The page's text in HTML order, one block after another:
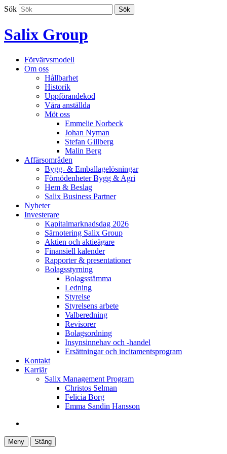
Hoppa
Sök Sök
Salix Group
Förvärvsmodell
Om oss
Hållbarhet
Historik
Uppförandekod
Våra anställda
Möt oss
Emmelie Norbeck
Johan Nyman
Stefan Gillberg
Malin Berg
Affärsområden
Bygg- & Emballagelösningar
Förnödenheter Bygg & Agri
Hem & Beslag
Salix Business Partner
Nyheter
Investerare
Kapitalmarknadsdag 2026
Särnotering Salix Group
Aktien och aktieägare
Finansiell kalender
Rapporter & presentationer
Bolagsstyrning
Bolagsstämma
Ledning
Styrelse
Styrelsens arbete
Valberedning
Revisorer
Bolagsordning
Insynsinnehav och -handel
Ersättningar och incitamentsprogram
Kontakt
Karriär
Salix Management Program
Christos Selman
Felicia Borg
Emma Sandin Hansson
Meny Stäng